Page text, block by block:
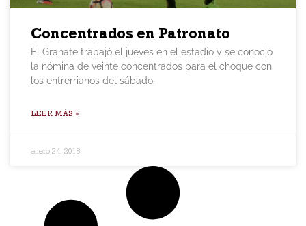
Concentrados en Patronato
El Granate trabajó el jueves en el estadio y se conoció
la nómina de veinte concentrados para el choque con
los entrerrianos del sábado.
LEER MÁS »
enero 24, 2018